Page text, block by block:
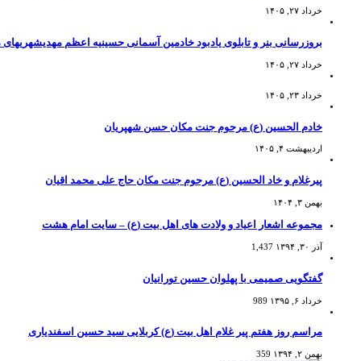
خرداد ۲۷, ۱۴۰۵
بروزرسانی بنر و تابلوی یادبود خادمین آسمانی حسینیه اعظم مهدیشهریهای
خرداد ۲۷, ۱۴۰۵
خرداد ۲۳, ۱۴۰۵
خادم الحسین (ع) مرحوم جنت مکان حسن شهپریان
اردیبهشت ۴, ۱۴۰۵
پیرغلام و خاد الحسین (ع) مرحوم جنت مکان حاج علی محمد اقیان
بهمن ۳, ۱۴۰۴
مجموعه اشعار اعیاد و ولادت های اهل بیت (ع) – سایت امام هشت
آذر ۳۰, ۱۳۹۴ 1,437
گفتگویی صمیمی با پهلوان حسین تورانیان
خرداد ۶, ۱۳۹۵ 989
مراسم روز هفتم پیر غلام اهل بیت (ع) کربلایی سید حسین اسفندیاری
بهمن ۲, ۱۳۹۴ 359